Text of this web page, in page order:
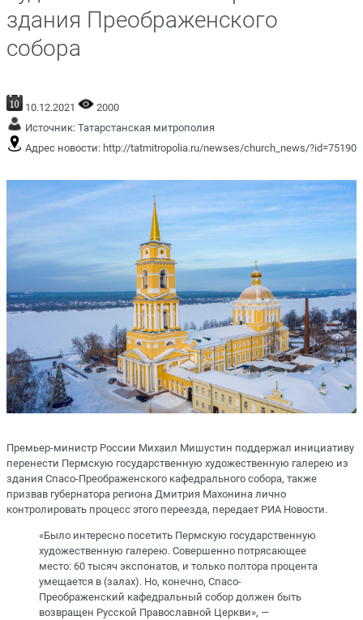
здания Преображенского
собора
10.12.2021
2000
Источник: Татарстанская митрополия
Адрес новости: http://tatmitropolia.ru/newses/church_news/?id=75190
Премьер-министр России Михаил Мишустин поддержал инициативу
перенести Пермскую государственную художественную галерею из
здания Спасо-Преображенского кафедрального собора, также
призвав губернатора региона Дмитрия Махонина лично
контролировать процесс этого переезда, передает РИА Новости.
«Было интересно посетить Пермскую государственную
художественную галерею. Совершенно потрясающее
место: 60 тысяч экспонатов, и только полтора процента
умещается в (залах). Но, конечно, Спасо-
Преображенский кафедральный собор должен быть
возвращен Русской Православной Церкви», —